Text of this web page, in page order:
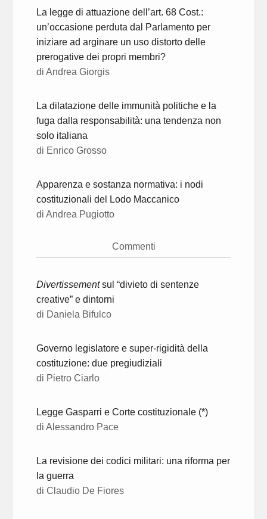
La legge di attuazione dell’art. 68 Cost.:
un’occasione perduta dal Parlamento per
iniziare ad arginare un uso distorto delle
prerogative dei propri membri?
di Andrea Giorgis
La dilatazione delle immunità politiche e la
fuga dalla responsabilità: una tendenza non
solo italiana
di Enrico Grosso
Apparenza e sostanza normativa: i nodi
costituzionali del Lodo Maccanico
di Andrea Pugiotto
Commenti
Divertissementsul “divieto di sentenze
creative” e dintorni
di Daniela Bifulco
Governo legislatore e super-rigidità della
costituzione: due pregiudiziali
di Pietro Ciarlo
Legge Gasparri e Corte costituzionale (*)
di Alessandro Pace
La revisione dei codici militari: una riforma per
la guerra
di Claudio De Fiores